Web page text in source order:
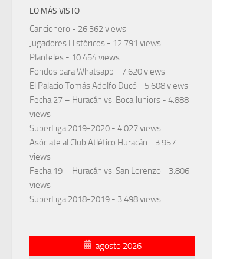
LO MÁS VISTO
Cancionero - 26.362 views
Jugadores Históricos - 12.791 views
Planteles - 10.454 views
Fondos para Whatsapp - 7.620 views
El Palacio Tomás Adolfo Ducó - 5.608 views
Fecha 27 – Huracán vs. Boca Juniors - 4.888
views
SuperLiga 2019-2020 - 4.027 views
Asóciate al Club Atlético Huracán - 3.957
views
Fecha 19 – Huracán vs. San Lorenzo - 3.806
views
SuperLiga 2018-2019 - 3.498 views
agosto 2026